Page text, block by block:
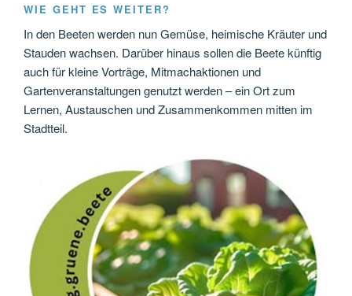
WIE GEHT ES WEITER?
In den Beeten werden nun Gemüse, heimische Kräuter und
Stauden wachsen. Darüber hinaus sollen die Beete künftig
auch für kleine Vorträge, Mitmachaktionen und
Gartenveranstaltungen genutzt werden – ein Ort zum
Lernen, Austauschen und Zusammenkommen mitten im
Stadtteil.